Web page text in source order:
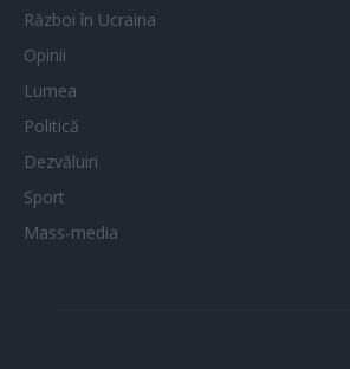
Război în Ucraina
Opinii
Lumea
Politică
Dezvăluiri
Sport
Mass-media